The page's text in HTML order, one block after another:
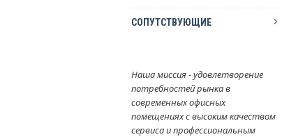
СОПУТСТВУЮЩИЕ
Наша миссия - удовлетворение
потребностей рынка в
современных офисных
помещениях с высоким качеством
сервиса и профессиональным